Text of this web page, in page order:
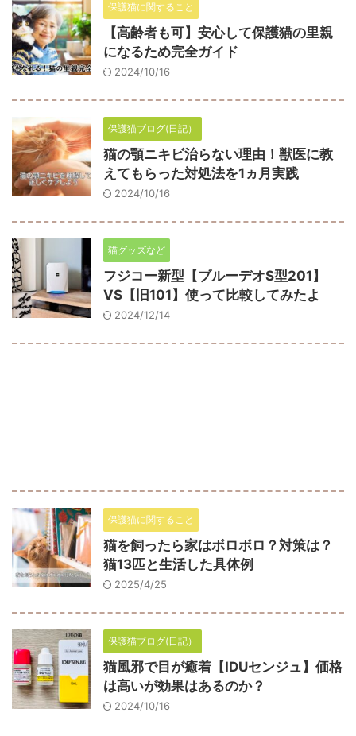
保護猫に関すること
【高齢者も可】安心して保護猫の里親
になるため完全ガイド
2024/10/16
保護猫ブログ(日記）
猫の顎ニキビ治らない理由！獣医に教
えてもらった対処法を1ヵ月実践
2024/10/16
猫グッズなど
フジコー新型【ブルーデオS型201】
VS【旧101】使って比較してみたよ
2024/12/14
保護猫に関すること
猫を飼ったら家はボロボロ？対策は？
猫13匹と生活した具体例
2025/4/25
保護猫ブログ(日記）
猫風邪で目が癒着【IDUセンジュ】価格
は高いが効果はあるのか？
2024/10/16